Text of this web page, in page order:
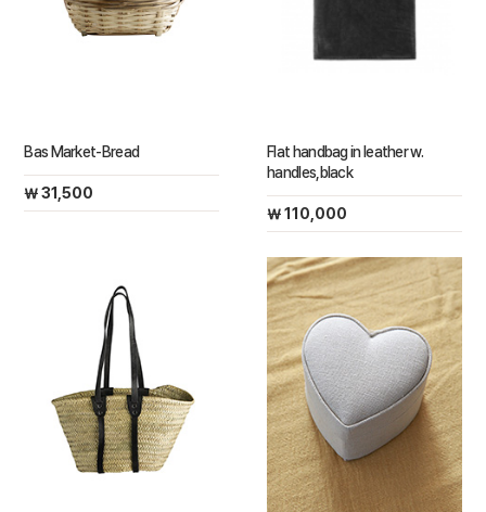
Bas Market-Bread
￦ 31,500
Flat handbag in leather w.
handles,black
￦ 110,000